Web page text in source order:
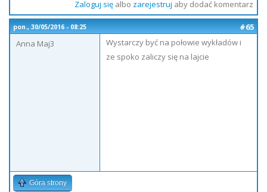
Zaloguj sięalbo zarejestruj aby dodać komentarz
pon., 30/05/2016 - 08:25
#65
Anna Maj3
Wystarczy być na połowie wykładów i
ze spoko zaliczy się na lajcie
Góra strony